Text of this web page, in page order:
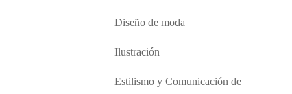
Diseño de moda
Ilustración
Estilismo y Comunicación de